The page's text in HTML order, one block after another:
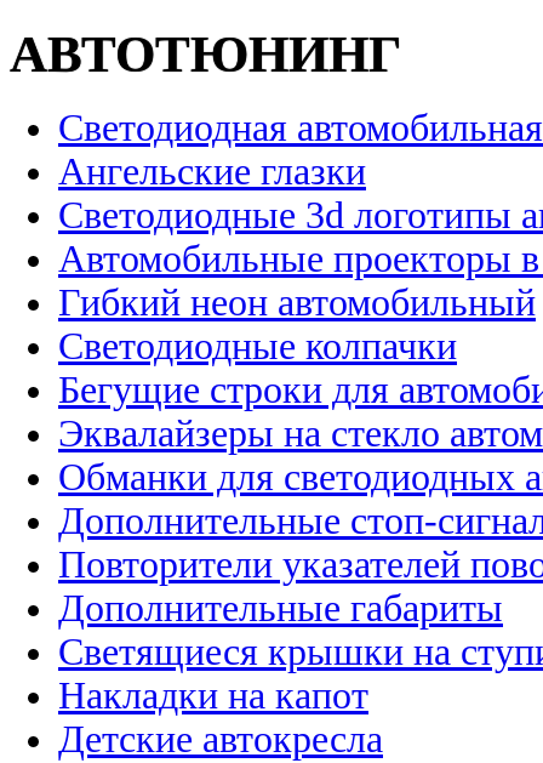
АВТОТЮНИНГ
Светодиодная
Ангельские глазки
Светодиодные 3d логотипы
Автомобильные проекторы
Гибкий неон автомобильный
Светодиодные колпачки
Бегущие строки для
Эквалайзеры на стекло
Обманки для светодиодных
Дополнительные стоп-
Повторители указателей
Дополнительные габариты
Светящиеся крышки на
Накладки на капот
Детские автокресла